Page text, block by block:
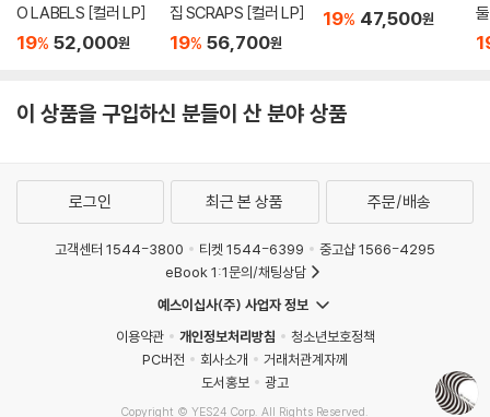
O LABELS [컬러 LP]
19% 52,000원
집 SCRAPS [컬러 LP]
19% 56,700원
19% 47,500원
이 상품을 구입하신 분들이 산 분야 상품
로그인 최근 본 상품 주문/배송
고객센터 1544-3800 티켓 1544-6399
중고샵 1566-4295
eBook 1:1문의/채팅상담
예스이십사(주) 사업자 정보
이용약관
개인정보처리방침
청소년보호정책
PC버전
회사소개
거래처관계자께
도서홍보
광고
Copyright © YES24 Corp. All Rights Reserved.